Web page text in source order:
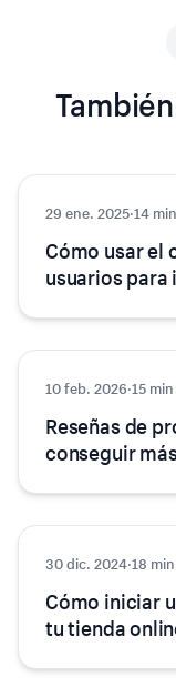
Marketing
29 ene. 2025·14
Cómo usar el
usuarios para
Marketing
10 feb. 2026·15
Reseñas de
conseguir
Marketing
30 dic. 2024·18
Cómo iniciar
tu tienda